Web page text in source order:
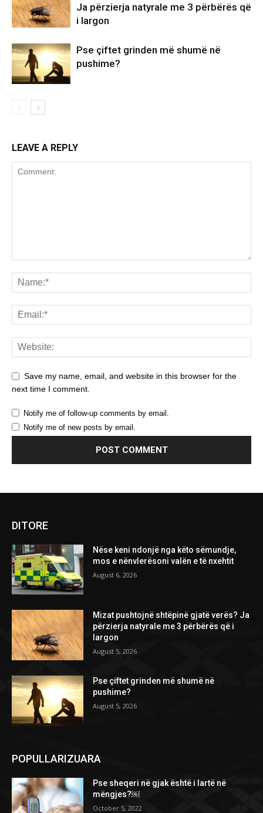
Ja përzierja natyrale me 3 përbërës që
i largon
Pse çiftet grinden më shumë në
pushime?
LEAVE A REPLY
Save my name, email, and website in this browser for the
next time I comment.
Notify me of follow-up comments by email.
Notify me of new posts by email.
DITORE
Nëse keni ndonjë nga këto sëmundje,
mos e nënvlerësoni valën e të nxehtit
August 6, 2026
Mizat pushtojnë shtëpinë gjatë verës? Ja
përzierja natyrale me 3 përbërës që i
largon
August 5, 2026
Pse çiftet grinden më shumë në
pushime?
August 5, 2026
POPULLARIZUARA
Pse sheqeri në gjak është i lartë në
mëngjes?￼
October 5, 2022